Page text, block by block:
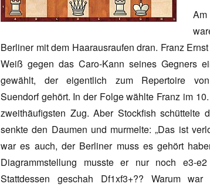
Berliner mit dem Haarausraufen dran. Franz
Weiß gegen das Caro-Kann seines Gegners
gewählt, der eigentlich zum Repertoire
Suendorf gehört. In der Folge wählte Franz im
zweithäufigsten Zug. Aber Stockfish schüttelte
senkte den Daumen und murmelte: „Das ist
war es auch, der Berliner muss es gehört
Diagrammstellung musste er nur noch e3-
Stattdessen geschah Df1xf3+?? Warum